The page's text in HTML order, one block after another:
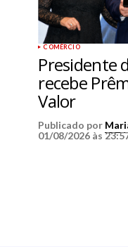
COMÉRCIO
Presidente
recebe
Valor
Publicado por
01/08/2026 às